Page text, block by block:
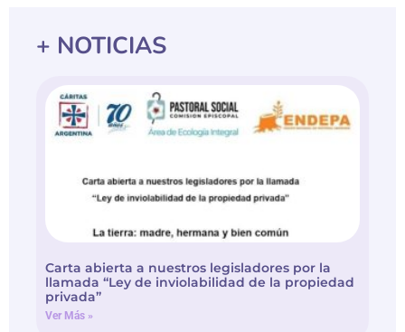
+ NOTICIAS
Carta abierta a nuestros legisladores por la
llamada “Ley de inviolabilidad de la propiedad
privada”
Ver Más »